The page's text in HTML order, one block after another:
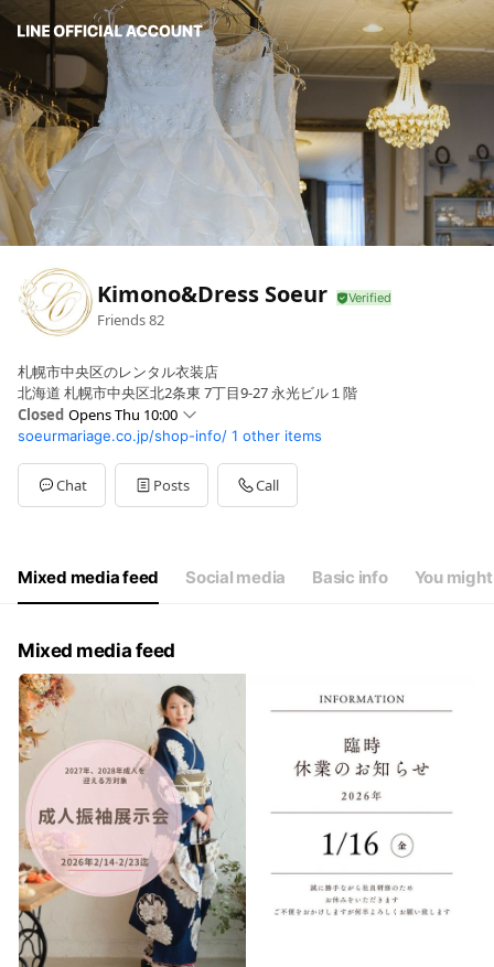
Kimono&Dress Soeur
Friends82
札幌市中央区のレンタル衣装店
北海道 札幌市中央区北2条東 7丁目9-27 永光ビル１階
Closed Opens Thu 10:00
Sun10:00 - 18:00
Mon10:00 - 17:00
TueClosed
WedClosed
Sat
10:00 - 18:00
火曜日、水曜日定休
soeurmariage.co.jp/shop-info/ 1 other items
Chat Posts Call
Mixed media feed Social media Basic info You
Mixed media feed